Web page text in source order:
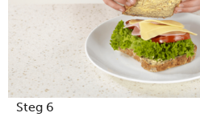
FØR DU STARTER
LÆR MER
Steg 6